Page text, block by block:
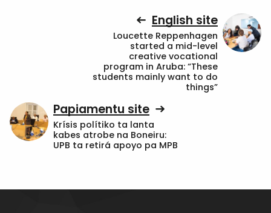
English site
Loucette Reppenhagen
started a mid-level
creative vocational
program in Aruba: “These
students mainly want to do
things”
Papiamentu site
Krísis polítiko ta lanta
kabes atrobe na Boneiru:
UPB ta retirá apoyo pa MPB